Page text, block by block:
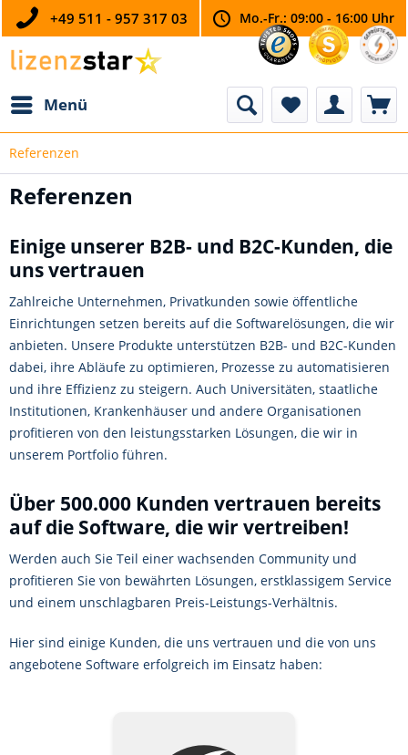
+49 511 - 957 317 03 Mo.-Fr.: 09:00 - 16:00 Uhr
Menü
Referenzen
Referenzen
Einige unserer B2B- und B2C-Kunden, die
uns vertrauen
Zahlreiche Unternehmen, Privatkunden sowie öffentliche
Einrichtungen setzen bereits auf die Softwarelösungen, die wir
anbieten. Unsere Produkte unterstützen B2B- und B2C-Kunden
dabei, ihre Abläufe zu optimieren, Prozesse zu automatisieren
und ihre Effizienz zu steigern. Auch Universitäten, staatliche
Institutionen, Krankenhäuser und andere Organisationen
profitieren von den leistungsstarken Lösungen, die wir in
unserem Portfolio führen.
Über 500.000 Kunden vertrauen bereits
auf die Software, die wir vertreiben!
Werden auch Sie Teil einer wachsenden Community und
profitieren Sie von bewährten Lösungen, erstklassigem Service
und einem unschlagbaren Preis-Leistungs-Verhältnis.
Hier sind einige Kunden, die uns vertrauen und die von uns
angebotene Software erfolgreich im Einsatz haben: